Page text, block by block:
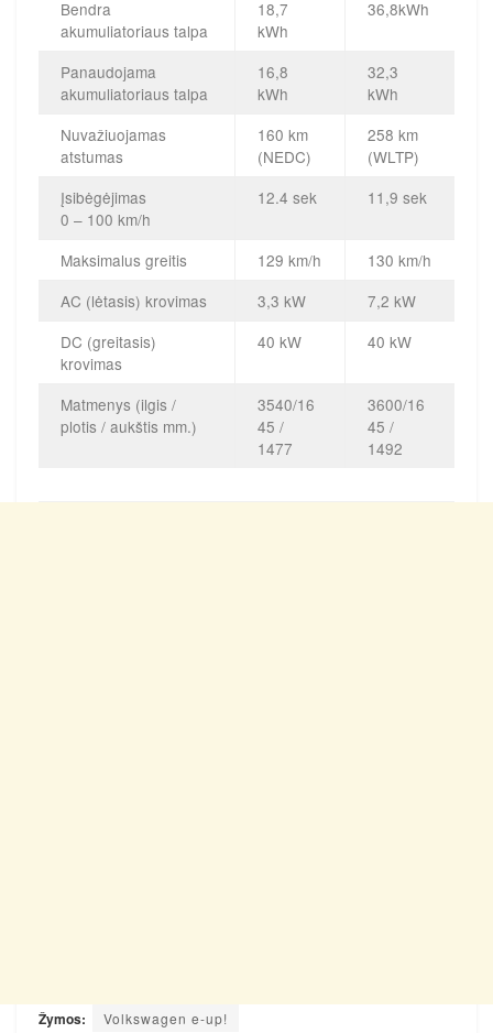
Bendra
akumuliatoriaus talpa
18,7
kWh
36,8kWh
Panaudojama
akumuliatoriaus talpa
16,8
kWh
32,3
kWh
Nuvažiuojamas
atstumas
160 km
(NEDC)
258 km
(WLTP)
Įsibėgėjimas
0 – 100 km/h
12.4 sek 11,9 sek
Maksimalus greitis 129 km/h
130 km/h
AC (lėtasis) krovimas
3,3 kW
7,2 kW
DC (greitasis)
krovimas
40 kW 40 kW
Matmenys (ilgis /
plotis / aukštis mm.)
3540/16
45 /
1477
3600/16
45 /
1492
Žymos: Volkswagen e-up!